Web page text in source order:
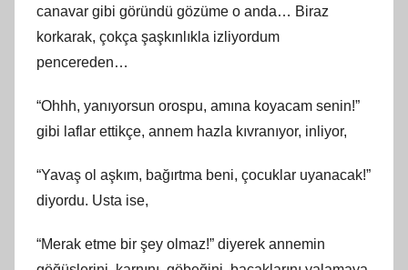
canavar gibi göründü gözüme o anda… Biraz
korkarak, çokça şaşkınlıkla izliyordum
pencereden…
“Ohhh, yanıyorsun orospu, amına koyacam senin!”
gibi laflar ettikçe, annem hazla kıvranıyor, inliyor,
“Yavaş ol aşkım, bağırtma beni, çocuklar uyanacak!”
diyordu. Usta ise,
“Merak etme bir şey olmaz!” diyerek annemin